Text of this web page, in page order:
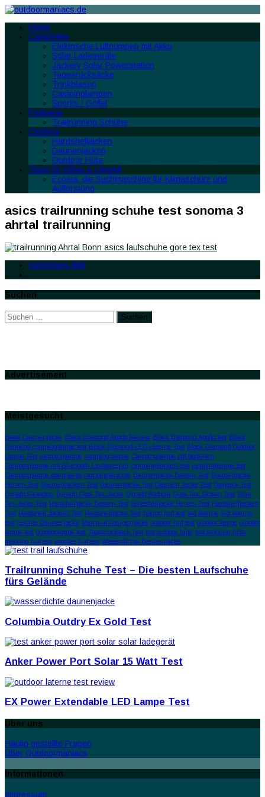
Home
Camp/Hike
Elektrische Luftpumpen mit Akku
Solar Ladegeräte
Jackery Solar Powerstation
Tagesrucksäcke
Trinkblasen
Campinglampen
Sporks / Göffel
Footwear
Trailrunning Schuhe
Clothing
Hardshelljacken
Daunenjacken
Outdoor Hüte
Tipps für Klima & Umwelt
Ecosia, die Suchmaschine für Klimaschutz und
Aufforstung
asics trailrunning schuhe test sonoma 3
ahrtal trailrunning
Vorheriges Bild
Suchen
Suchen
nach:
Advertisement
Meistgesucht
Beste Daunenjacke Black Diamond Apollo Review Black Diamond Apollo test Black
Diamond campinglampe test Black Diamond LED Laterne Test Black Diamond Outdoor
Lampe Test campinglampe camping lampe Campinglampe mit batterien
Campinglampe mit Bluetooth Lautsprecher campinglampen test campinglampe test
Campinglampe warmweiss campingleuchte Daunenjacke Damen Test Daunenjacke
Herren Test Daunenjacken Test Daunenjacke Test Daunen Jacke Test Daypack Test
Dynafit Elevation Dynafit Gore Tex Jacke Dynafit Radical Gore Tex Jacken Test Gore
Tex Jacke Test Hardshelljacke Damen Test Hardshelljacke Herren Test Hardshelljacken
Test Hardshell Jacken Test Hardshelljacke Test hiking hut test led laterne led laterne
test Leichte Daunenjacke Mammut Daunenjacke outdoor hut test outdoor lampe outdoor
lampe test outdoorlampe test Tagesrucksack Test test outdoor hüte test trekking hüte
trekking hut test wander hut test Wasserdichte Daunenjacke
Trailrunning Schuhe Test – Die besten Laufschuhe
fürs Gelände
Columbia Outdry Ex Gold Test
Anker Power Port Solar 15 Watt Test
EX Power Extendable LED Lampe Test
Über uns
Häufig gestellte Fragen
Über Outdoormaniacs
Informationen
Impressum